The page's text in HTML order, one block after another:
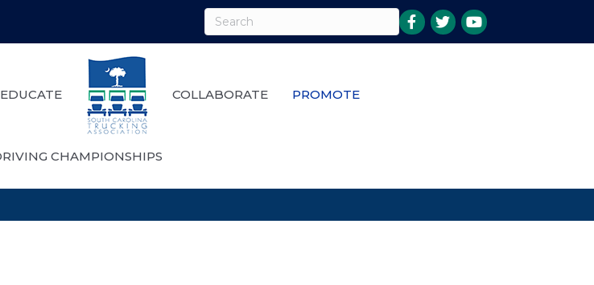
EDUCATE COLLABORATE PROMOTE
CHAMPIONSHIPS